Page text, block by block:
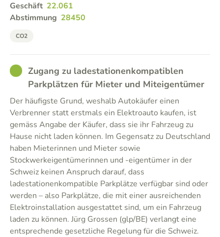
Geschäft 22.061
Abstimmung 28450
CO2
GOODZugang zu ladestationenkompatiblen
Parkplätzen für Mieter und Miteigentümer
Der häufigste Grund, weshalb Autokäufer einen
Verbrenner statt erstmals ein Elektroauto kaufen, ist
gemäss Angabe der Käufer, dass sie ihr Fahrzeug zu
Hause nicht laden können. Im Gegensatz zu Deutschland
haben Mieterinnen und Mieter sowie
Stockwerkeigentümerinnen und -eigentümer in der
Schweiz keinen Anspruch darauf, dass
ladestationenkompatible Parkplätze verfügbar sind oder
werden – also Parkplätze, die mit einer ausreichenden
Elektroinstallation ausgestattet sind, um ein Fahrzeug
laden zu können. Jürg Grossen (glp/BE) verlangt eine
entsprechende gesetzliche Regelung für die Schweiz.